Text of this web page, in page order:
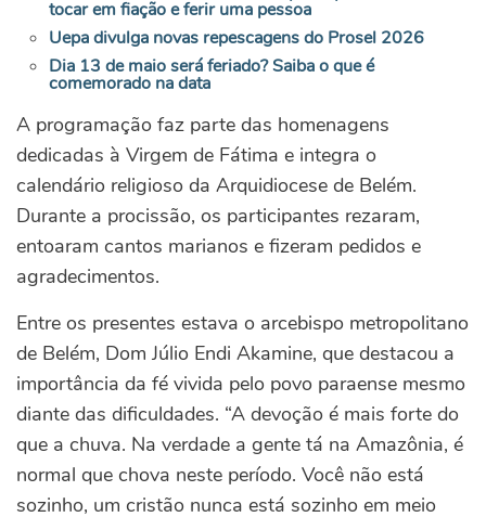
tocar em fiação e ferir uma pessoa
Uepa divulga novas repescagens do Prosel 2026
Dia 13 de maio será feriado? Saiba o que é
comemorado na data
A programação faz parte das homenagens
dedicadas à Virgem de Fátima e integra o
calendário religioso da Arquidiocese de Belém.
Durante a procissão, os participantes rezaram,
entoaram cantos marianos e fizeram pedidos e
agradecimentos.
Entre os presentes estava o arcebispo metropolitano
de Belém, Dom Júlio Endi Akamine, que destacou a
importância da fé vivida pelo povo paraense mesmo
diante das dificuldades. “A devoção é mais forte do
que a chuva. Na verdade a gente tá na Amazônia, é
normal que chova neste período. Você não está
sozinho, um cristão nunca está sozinho em meio